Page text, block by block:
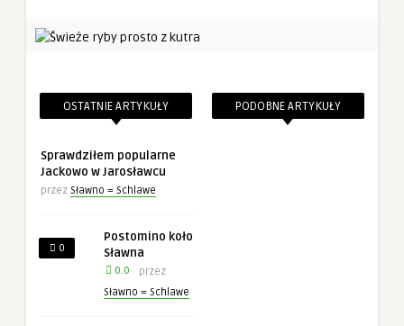
OSTATNIE ARTYKUŁY
Sprawdziłem popularne
Jackowo w Jarosławcu
przez Sławno = Schlawe
0
Postomino koło
Sławna
0.0
przez
Sławno = Schlawe
PODOBNE ARTYKUŁY